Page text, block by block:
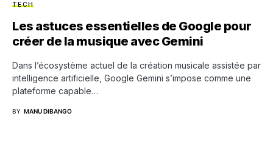
TECH
Les astuces essentielles de Google pour
créer de la musique avec Gemini
Dans l’écosystème actuel de la création musicale assistée par
intelligence artificielle, Google Gemini s’impose comme une
plateforme capable…
BY MANU DIBANGO